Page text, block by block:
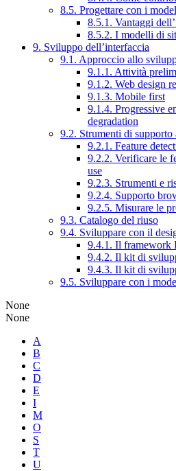
8.5. Progettare con i
8.5.1. Vantaggi
8.5.2. I modelli di
9. Sviluppo dell’interfaccia
9.1. Approccio allo
9.1.1. Attività
9.1.2. Web design
9.1.3. Mobile first
9.1.4. Progressive
degradation
9.2. Strumenti di
9.2.1. Feature
9.2.2. Verificare le
use
9.2.3. Strumenti e
9.2.4. Supporto
9.2.5. Misurare le
9.3. Catalogo del riuso
9.4. Sviluppare con il
9.4.1. Il framework
9.4.2. Il kit di
9.4.3. Il kit di
9.5. Sviluppare con i
None
None
A
B
C
D
E
I
M
O
S
T
U